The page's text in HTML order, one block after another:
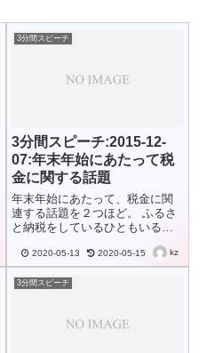
3分間スピーチ
3分間スピーチ:2015-12-
07:年末年始にあたって税
金に関する話題
年末年始にあたって、税金に関
連する話題を２つほど。 ふるさ
と納税をしているひともいると
ぱいに寄付しようとしているひ
とは、要注意。駆け込みで申し
込むと、自治体によっては、来
2020-05-13 2020-05-15 kz
3分間スピーチ